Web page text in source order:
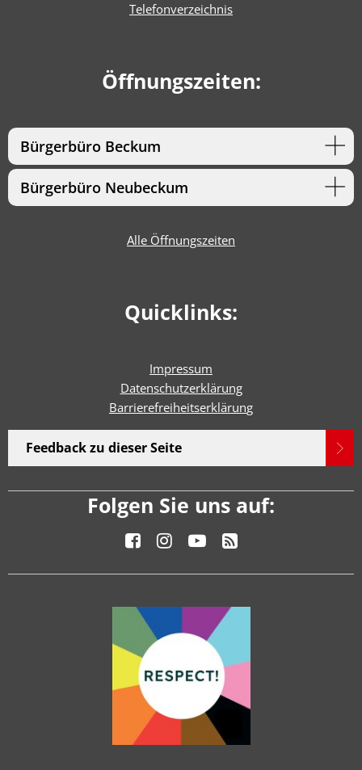
Telefonverzeichnis
Öffnungszeiten:
Bürgerbüro Beckum
Bürgerbüro Neubeckum
Alle Öffnungszeiten
Quicklinks:
Impressum
Datenschutzerklärung
Barrierefreiheitserklärung
Feedback zu dieser Seite
Folgen Sie uns auf: